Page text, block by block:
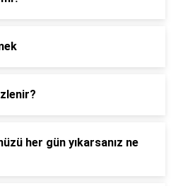
her gün yıkarsanız ne